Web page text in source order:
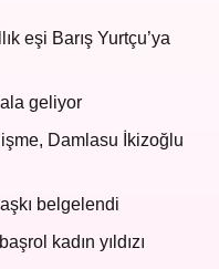
eşi Barış Yurtçu’ya
geliyor
Damlasu İkizoğlu
belgelendi
kadın yıldızı